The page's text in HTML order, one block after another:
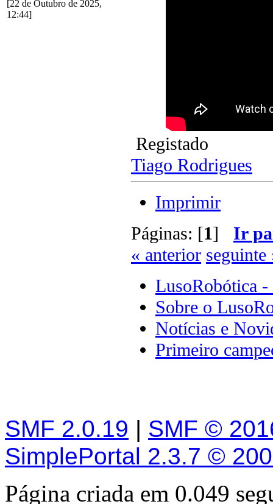
[22 de Outubro de 2025,
12:44]
Registado
Tiago Rodrigues
Imprimir
Páginas: [1] Ir
« anterior seguinte
LusoRobótica -
Sobre o
Notícias e
Primeiro
SMF 2.0.19 | SMF ©
SimplePortal 2.3.7 ©
Página criada em 0.049